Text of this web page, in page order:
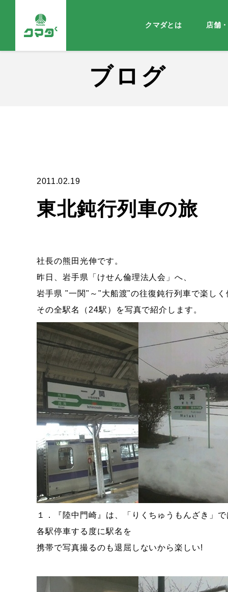
クマダとは 店舗
ブログ
2011.02.19
東北鈍行列車の旅
社長の熊田光伸です。
昨日、岩手県「けせん倫理法人会」へ、
岩手県 "一関"～"大船渡"の往復鈍行列車で楽しく
その全駅名（24駅）を写真で紹介します。
１．『陸中門崎』は、「りくちゅうもんざき」
各駅停車する度に駅名を
携帯で写真撮るのも退屈しないから楽しい!